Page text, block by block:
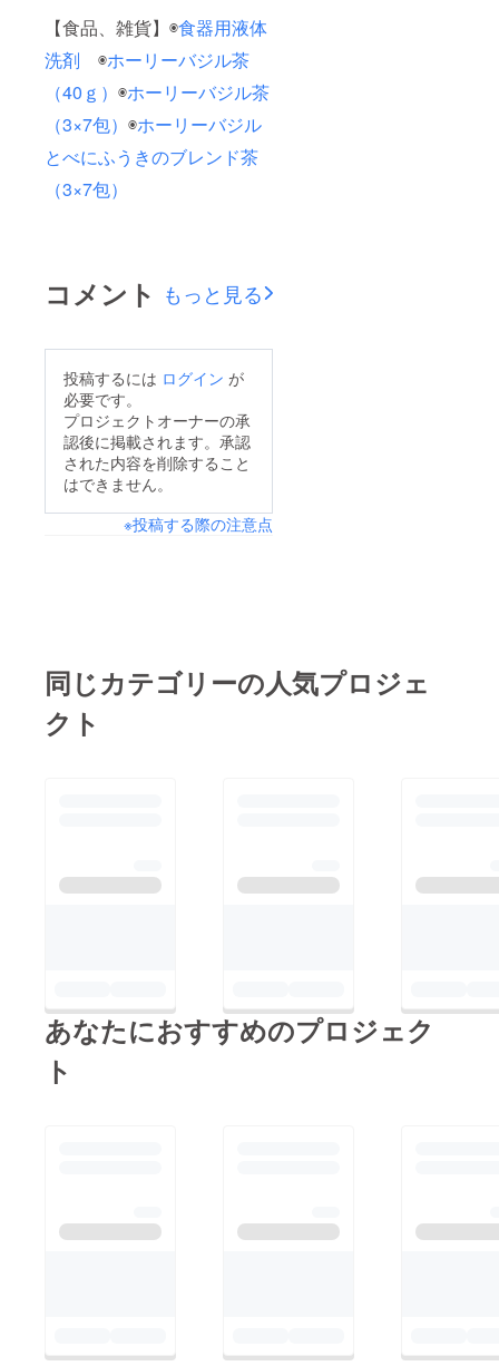
【食品、雑貨】◉食器用液体
洗剤 ◉ホーリーバジル茶
（40ｇ） ◉ホーリーバジル茶
（3×7包） ◉ホーリーバジル
とべにふうきのブレンド茶
（3×7包）
コメント もっと見る
投稿するには ログイン が
必要です。
プロジェクトオーナーの承
認後に掲載されます。承認
された内容を削除すること
はできません。
※投稿する際の注意点
同じカテゴリーの人気プロジェ
クト
あなたにおすすめのプロジェク
ト